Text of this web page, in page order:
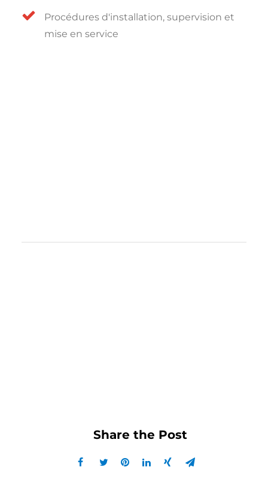
Procédures d'installation, supervision et
mise en service